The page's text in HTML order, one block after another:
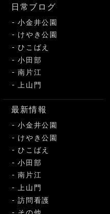
日常ブログ
小金井公園
けやき公園
ひこばえ
小田部
南片江
上山門
最新情報
小金井公園
けやき公園
ひこばえ
小田部
南片江
上山門
訪問看護